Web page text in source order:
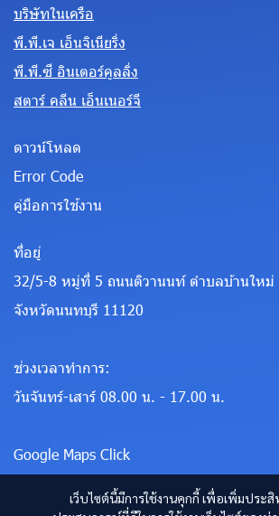
เว็บไซต์นี้มีการใช้งานคุกกี้ เพื่อเพิ่มประ
บริษัทในเครือ
พี.พี.เจ เอ็นจิเนียริ่ง
พี.พี.ซี อินเตอร์คูลลิ่ง
สตาร์ คลีน เอ็นเนอร์จี
ดาวน์โหลด
Error Code
คู่มือการใช้งาน
ที่อยู่
32/5-8 หมู่ที่ 5 ถนนติวานนท์ ตำบลบ้านใหม่
จังหวัดนนทบุรี 11120
ช่วงเวลาทำการ:
วันจันทร์-เสาร์ 08.00 น. - 17.00 น.
Google Maps Click